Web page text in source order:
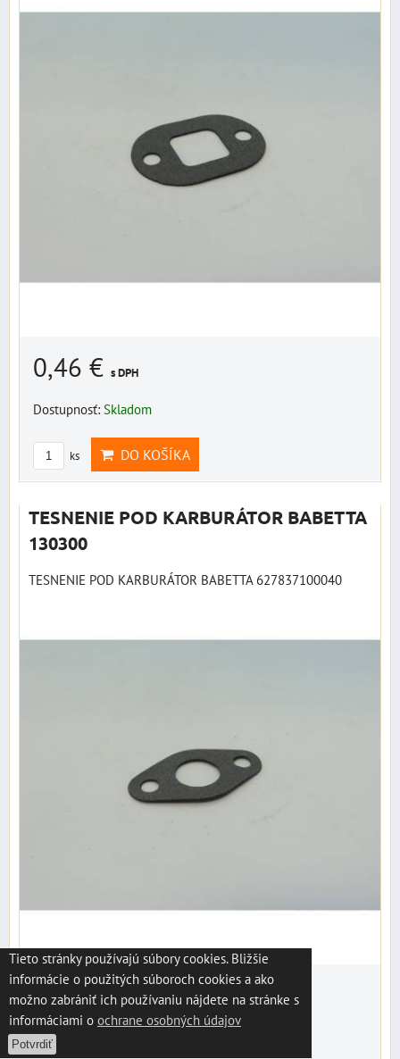
0,46 € s DPH
Dostupnosť: Skladom
ks DO KOŠÍKA
TESNENIE POD KARBURÁTOR BABETTA
130300
TESNENIE POD KARBURÁTOR BABETTA 627837100040
0,46 €s DPH
Dostupnosť:
Tieto stránky používajú súbory cookies. Bližšie
informácie o použitých súboroch cookies a ako
možno zabrániť ich používaniu nájdete na stránke s
informáciami o ochrane osobných údajov
Potvrdiť